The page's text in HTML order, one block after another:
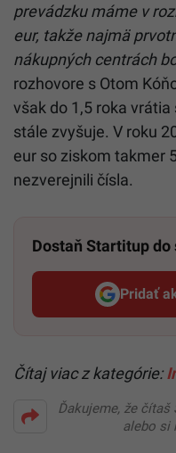
prevádzku máme v
eur, takže najmä
nákupných centrách
rozhovore s Otom
však do 1,5 roka
stále zvyšuje. V roku
eur so ziskom takmer
nezverejnili čísla.
Dostaň Startitup
Pridať
Čítaj viac z kategórie:
Ďakujeme, že čítaš
alebo si